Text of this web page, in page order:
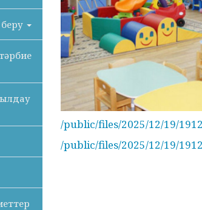
/public/files/2025/12/19/
/public/files/2025/12/19/